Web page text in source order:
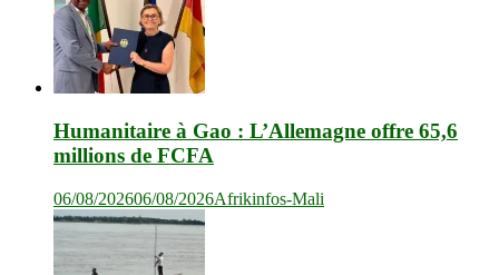
Humanitaire à Gao : L’Allemagne offre 65,6
millions de FCFA
06/08/202606/08/2026Afrikinfos-Mali